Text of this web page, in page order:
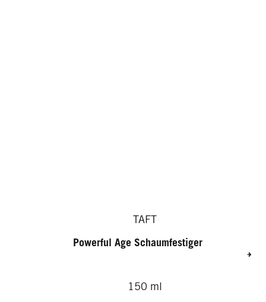
TAFT
Powerful Age Schaumfestiger
150 ml